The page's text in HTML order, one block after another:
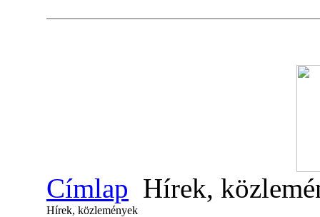
Címlap Hírek,
Hírek, közlemények